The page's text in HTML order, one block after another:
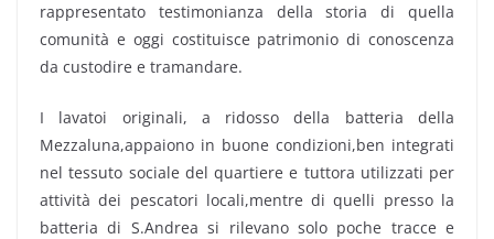
rappresentato testimonianza della storia di quella
comunità e oggi costituisce patrimonio di conoscenza
da custodire e tramandare.
I lavatoi originali, a ridosso della batteria della
Mezzaluna,appaiono in buone condizioni,ben integrati
nel tessuto sociale del quartiere e tuttora utilizzati per
attività dei pescatori locali,mentre di quelli presso la
batteria di S.Andrea si rilevano solo poche tracce e